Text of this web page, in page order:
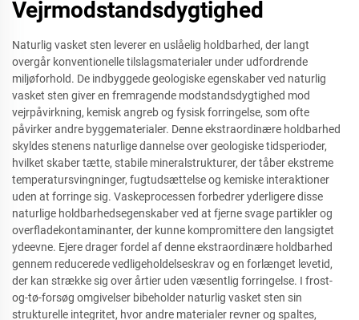
Vejrmodstandsdygtighed
Naturlig vasket sten leverer en uslåelig holdbarhed, der langt
overgår konventionelle tilslagsmaterialer under udfordrende
miljøforhold. De indbyggede geologiske egenskaber ved naturlig
vasket sten giver en fremragende modstandsdygtighed mod
vejrpåvirkning, kemisk angreb og fysisk forringelse, som ofte
påvirker andre byggematerialer. Denne ekstraordinære holdbarhed
skyldes stenens naturlige dannelse over geologiske tidsperioder,
hvilket skaber tætte, stabile mineralstrukturer, der tåber ekstreme
temperatursvingninger, fugtudsættelse og kemiske interaktioner
uden at forringe sig. Vaskeprocessen forbedrer yderligere disse
naturlige holdbarhedsegenskaber ved at fjerne svage partikler og
overfladekontaminanter, der kunne kompromittere den langsigtet
ydeevne. Ejere drager fordel af denne ekstraordinære holdbarhed
gennem reducerede vedligeholdelseskrav og en forlænget levetid,
der kan strække sig over årtier uden væsentlig forringelse. I frost-
og-tø-forsøg omgivelser bibeholder naturlig vasket sten sin
strukturelle integritet, hvor andre materialer revner og spaltes,